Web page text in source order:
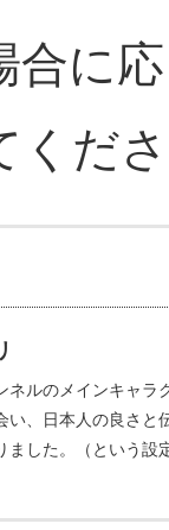
合に
くだ
ネルのメインキャラ
い、日本人の良さと
ました。（という設